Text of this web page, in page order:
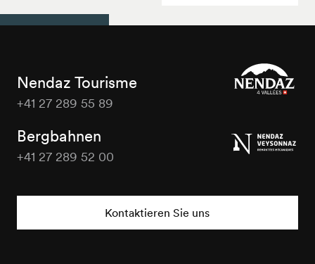
Nendaz Tourisme
+41 27 289 55 89
Bergbahnen
+41 27 289 52 00
Kontaktieren Sie uns